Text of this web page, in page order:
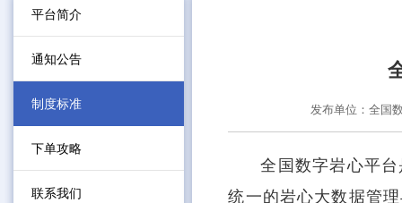
平台简介
通知公告
制度标准
下单攻略
联系我们
发布单位：全国
全国数字岩心平
统一的岩心大数据管